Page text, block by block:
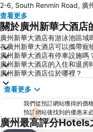
廣州白雲國際機場
沙面島
太古匯
Pazhou International conference and exhibition
三水區
黃浦區
Nanhai District
Grandview Mall
Sun-Yat-Sen Memorial
2-6, South Renmin Road, 廣
查看更多
關於廣州新華大酒店
廣州新華大酒店有游泳池區域
在廣州新華大酒店可以攜帶寵
廣州新華大酒店有停車設施嗎
廣州新華大酒店的入住和退房
廣州新華大酒店位於哪裡？
查看更多
我們從預訂網站獲得的價
預訂網站後找到的優惠未
廣州最高評分Hotels